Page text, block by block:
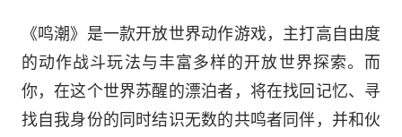
《鸣潮》是一款开放世界动作游戏，主打高自由度
的动作战斗玩法与丰富多样的开放世界探索。而
你，在这个世界苏醒的漂泊者，将在找回记忆、寻
找自我身份的同时结识无数的共鸣者同伴，并和伙